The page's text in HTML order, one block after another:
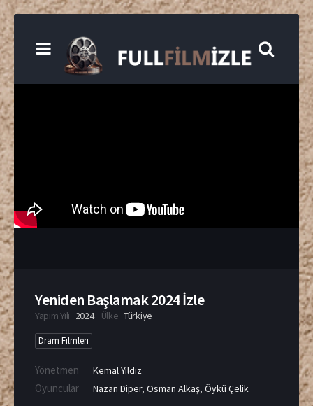
Yeniden Başlamak 2024 İzle
Yapım Yılı 2024 Ülke Türkiye
Dram Filmleri
Yönetmen Kemal Yıldız
Oyuncular Nazan Diper, Osman Alkaş, Öykü Çelik